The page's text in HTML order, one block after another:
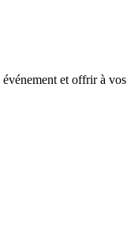
et offrir à